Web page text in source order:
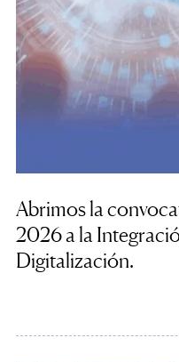
Abrimos la
2026 a la
Digitalización.